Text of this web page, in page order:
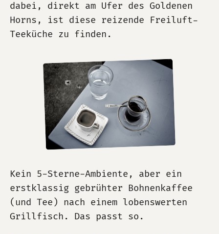
dabei, direkt am Ufer des Goldenen
Horns, ist diese reizende Freiluft-
Teeküche zu finden.
Kein 5-Sterne-Ambiente, aber ein
erstklassig gebrühter Bohnenkaffee
(und Tee) nach einem lobenswerten
Grillfisch. Das passt so.